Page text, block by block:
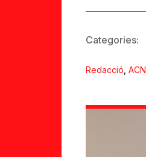
Categories:
Redacció ACN